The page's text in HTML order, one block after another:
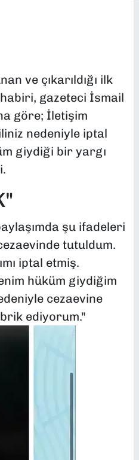
ve çıkarıldığı ilk
gazeteci İsmail
göre; İletişim
nedeniyle iptal
giydiği bir yargı
şu ifadeleri
tutuldum.
iptal etmiş.
hüküm giydiğim
cezaevine
ediyorum."